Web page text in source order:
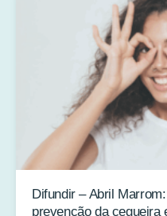
Difundir – Abril
prevenção da cegueira